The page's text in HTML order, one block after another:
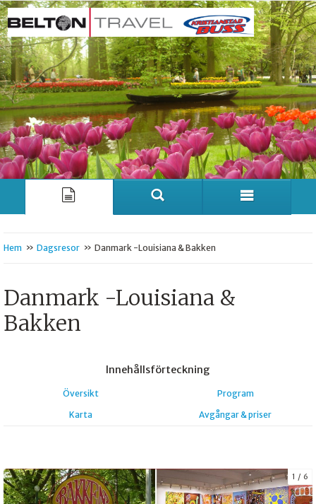
Hem » Dagsresor » Danmark -Louisiana & Bakken
Danmark -Louisiana &
Bakken
Innehållsförteckning
Översikt
Program
Karta
Avgångar & priser
1 6